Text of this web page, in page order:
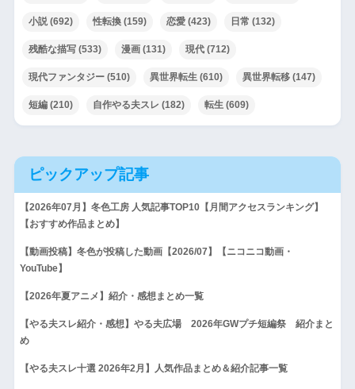
小説(692) 性転換(159) 恋愛(423) 日常 (132)
残酷な描写(533) 漫画(131) 現代(712)
現代ファンタジー(510) 異世界転生(610) 異世界転移(147)
短編(210) 自作やる夫スレ (182) 転生(609)
ピックアップ記事
【2026年07月】冬色工房 人気記事TOP10【月間アクセスランキング】
【おすすめ作品まとめ】
【動画投稿】冬色が投稿した動画【2026/07】【ニコニコ動画・
YouTube】
【2026年夏アニメ】紹介・感想まとめ一覧
【やる夫スレ紹介・感想】やる夫広場 2026年GWプチ短編祭 紹介まと
め
【やる夫スレ十選 2026年2月】人気作品まとめ＆紹介記事一覧